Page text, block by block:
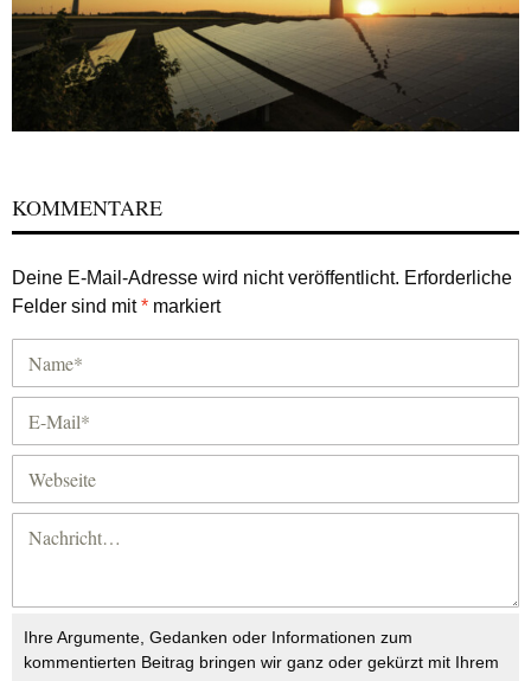
KOMMENTARE
Deine E-Mail-Adresse wird nicht veröffentlicht. Erforderliche
Felder sind mit* markiert
Ihre Argumente, Gedanken oder Informationen zum
kommentierten Beitrag bringen wir ganz oder gekürzt mit Ihrem